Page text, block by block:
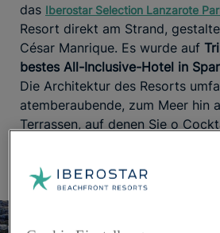
das Iberostar Selection Lanzarote
Resort direkt am Strand,
César Manrique. Es wurde auf
bestes All-Inclusive-Hotel in
Die Architektur des Resorts
atemberaubende, zum Meer hin
Terrassen, auf denen Sie o